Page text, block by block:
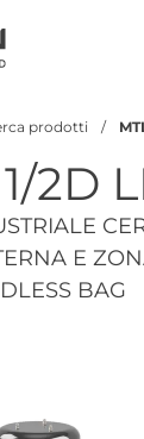
prodotti
2D
E
BAG